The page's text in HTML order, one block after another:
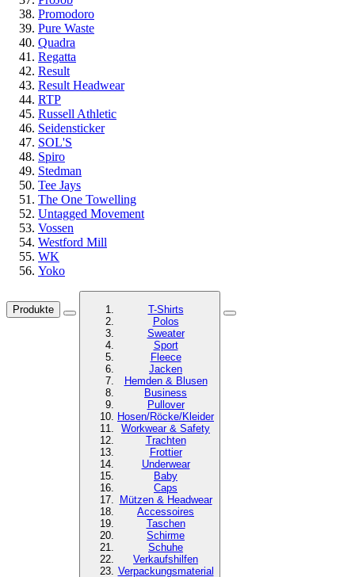
Promodoro
Pure Waste
Quadra
Regatta
Result
Result Headwear
RTP
Russell Athletic
Seidensticker
SOL'S
Spiro
Stedman
Tee Jays
The One Towelling
Untagged Movement
Vossen
Westford Mill
WK
Yoko
Produkte
T-Shirts
Polos
Sweater
Sport
Fleece
Jacken
Hemden & Blusen
Business
Pullover
Hosen/Röcke/Kleider
Workwear & Safety
Trachten
Frottier
Underwear
Baby
Caps
Mützen & Headwear
Accessoires
Taschen
Schirme
Schuhe
Verkaufshilfen
Verpackungsmaterial